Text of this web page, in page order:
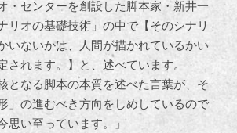
・センターを創設した脚本家・新井一
リオの基礎技術」の中で【そのシナリ
いないかは、人間が描かれているかい
されます。】と、述べています。
となる脚本の本質を述べた言葉が、そ
」の進むべき方向をしめしているので
思い至っています。」